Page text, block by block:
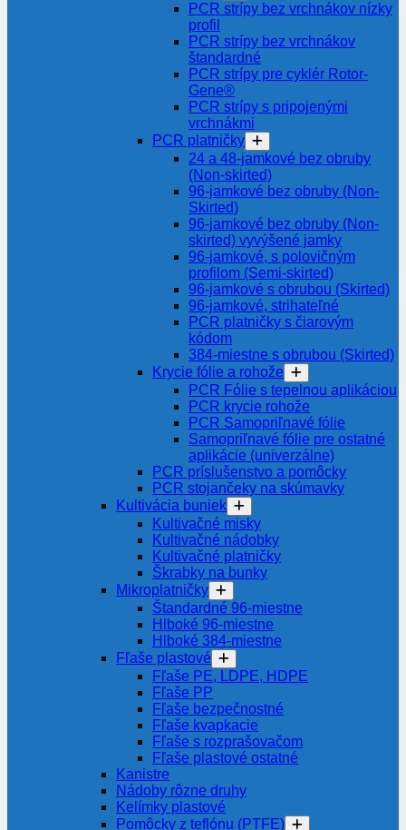
PCR strípy bez vrchnákov nízky
profil
PCR strípy bez vrchnákov
štandardné
PCR strípy pre cyklér Rotor-
Gene®
PCR strípy s pripojenými
vrchnákmi
PCR platničky
24 a 48-jamkové bez obruby
(Non-skirted)
96-jamkové bez obruby (Non-
Skirted)
96-jamkové bez obruby (Non-
skirted) vyvýšené jamky
96-jamkové, s polovičným
profilom (Semi-skirted)
96-jamkové s obrubou (Skirted)
96-jamkové, strihateľné
PCR platničky s čiarovým
kódom
384-miestne s obrubou (Skirted)
Krycie fólie a rohože
PCR Fólie s tepelnou aplikáciou
PCR krycie rohože
PCR Samopriľnavé fólie
Samopriľnavé fólie pre ostatné
aplikácie (univerzálne)
PCR príslušenstvo a pomôcky
PCR stojančeky na skúmavky
Kultivácia buniek
Kultivačné misky
Kultivačné nádobky
Kultivačné platničky
Škrabky na bunky
Mikroplatničky
Štandardné 96-miestne
Hlboké 96-miestne
Hlboké 384-miestne
Fľaše plastové
Fľaše PE, LDPE, HDPE
Fľaše PP
Fľaše bezpečnostné
Fľaše kvapkacie
Fľaše s rozprašovačom
Fľaše plastové ostatné
Kanistre
Nádoby rôzne druhy
Kelímky plastové
Pomôcky z teflónu (PTFE)